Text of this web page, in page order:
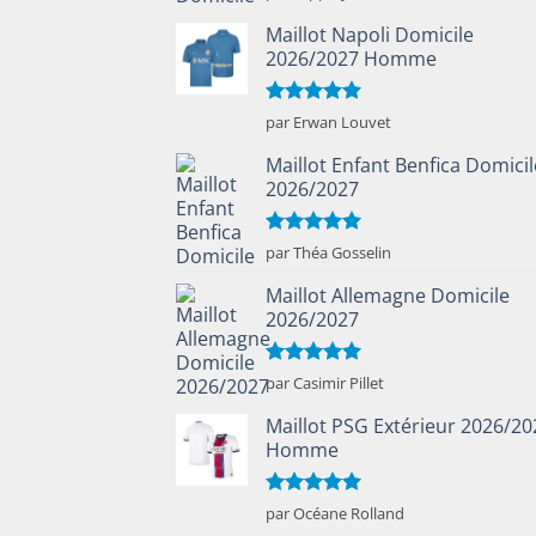
5
Maillot Napoli Domicile
2026/2027 Homme
Note5sur
5
par Erwan Louvet
Maillot Enfant Benfica
2026/2027
Note5sur
5
par Théa Gosselin
Maillot Allemagne Domicile
2026/2027
Note5sur
5
par Casimir Pillet
Maillot PSG Extérieur 2026/
Homme
Note5sur
5
par Océane Rolland